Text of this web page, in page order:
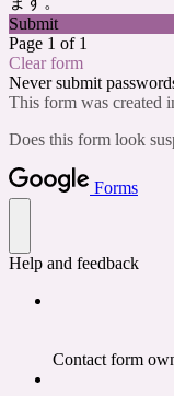
Submit
Page 1 of 1
Clear form
Never submit
This form was created
Does this form look
Forms
Help and feedback
Contact form